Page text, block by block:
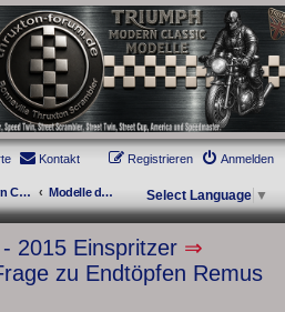
Modern Classic Modelle. Das Forum für
BJ 2001. Triumph Bonneville, Thruxton,
Scrambler, Street Twin, Street Cup, America
Kontakt Anmelden
Registrieren
Modern Classics - Baujahre 2001 bis 2015 [AC] Modelle der BJ 2008 - 2015 Einspritzer Select Language ▼
2015 Einspritzer ⇒
zu Endtöpfen Remus